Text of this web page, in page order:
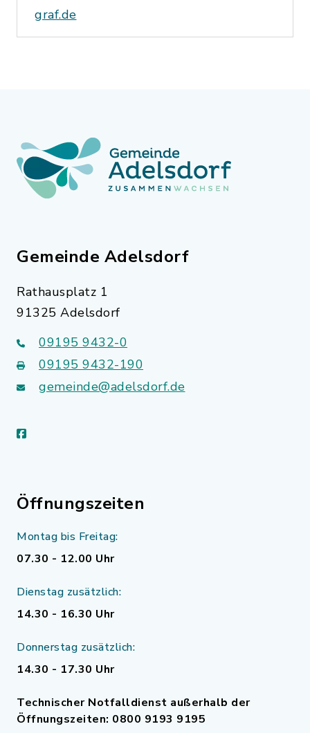
graf.de
Gemeinde Adelsdorf
Rathausplatz 1
91325 Adelsdorf
09195 9432-0
09195 9432-190
gemeinde@adelsdorf.de
facebook
Öffnungszeiten
Montag bis Freitag:
07.30 - 12.00 Uhr
Dienstag zusätzlich:
14.30 - 16.30 Uhr
Donnerstag zusätzlich:
14.30 - 17.30 Uhr
Technischer Notfalldienst außerhalb der
Öffnungszeiten: 0800 9193 9195